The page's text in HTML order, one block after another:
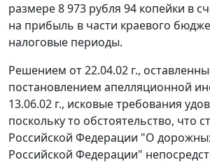
размере 8 973 рубля 94 копейки в
на прибыль в части краевого
налоговые периоды.
Решением от 22.04.02 г.,
постановлением апелляционной
13.06.02 г., исковые требования
поскольку то обстоятельство, что
Российской Федерации "О
Российской Федерации"